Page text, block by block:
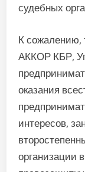
судебных
К сожалению,
АККОР КБР,
оказания
интересов,
организации